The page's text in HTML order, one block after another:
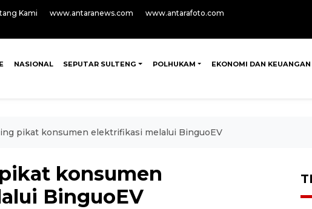
Kami www.antaranews.com
www.antarafoto.com
NASIONAL SEPUTAR SULTENG POLHUKAM EKONOMI DAN KEUANGAN
pikat konsumen elektrifikasi melalui BinguoEV
konsumen
BinguoEV